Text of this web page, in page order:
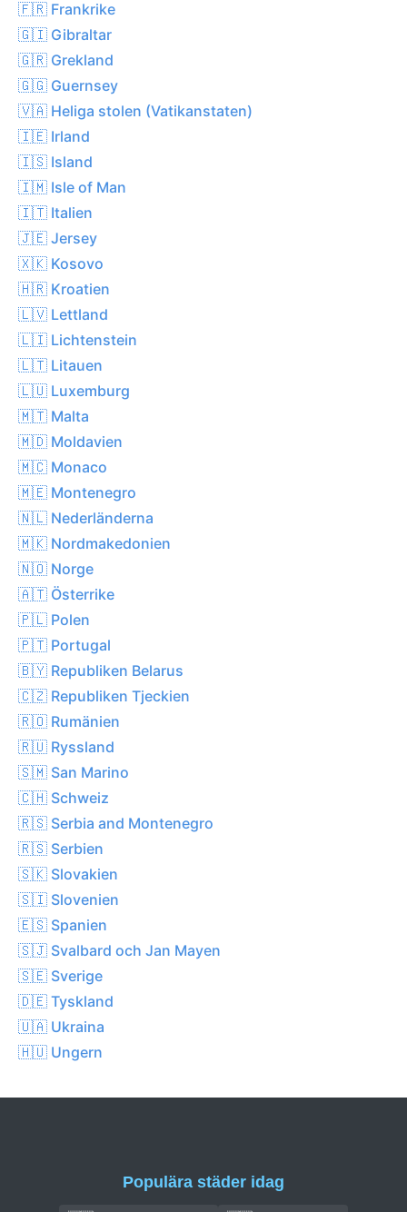
🇫🇷 Frankrike
🇬🇮 Gibraltar
🇬🇷 Grekland
🇬🇬 Guernsey
🇻🇦 Heliga stolen (Vatikanstaten)
🇮🇪 Irland
🇮🇸 Island
🇮🇲 Isle of Man
🇮🇹 Italien
🇯🇪 Jersey
🇽🇰 Kosovo
🇭🇷 Kroatien
🇱🇻 Lettland
🇱🇮 Lichtenstein
🇱🇹 Litauen
🇱🇺 Luxemburg
🇲🇹 Malta
🇲🇩 Moldavien
🇲🇨 Monaco
🇲🇪 Montenegro
🇳🇱 Nederländerna
🇲🇰 Nordmakedonien
🇳🇴 Norge
🇦🇹 Österrike
🇵🇱 Polen
🇵🇹 Portugal
🇧🇾 Republiken Belarus
🇨🇿 Republiken Tjeckien
🇷🇴 Rumänien
🇷🇺 Ryssland
🇸🇲 San Marino
🇨🇭 Schweiz
🇷🇸 Serbia and Montenegro
🇷🇸 Serbien
🇸🇰 Slovakien
🇸🇮 Slovenien
🇪🇸 Spanien
🇸🇯 Svalbard och Jan Mayen
🇸🇪 Sverige
🇩🇪 Tyskland
🇺🇦 Ukraina
🇭🇺 Ungern
Populära städer idag